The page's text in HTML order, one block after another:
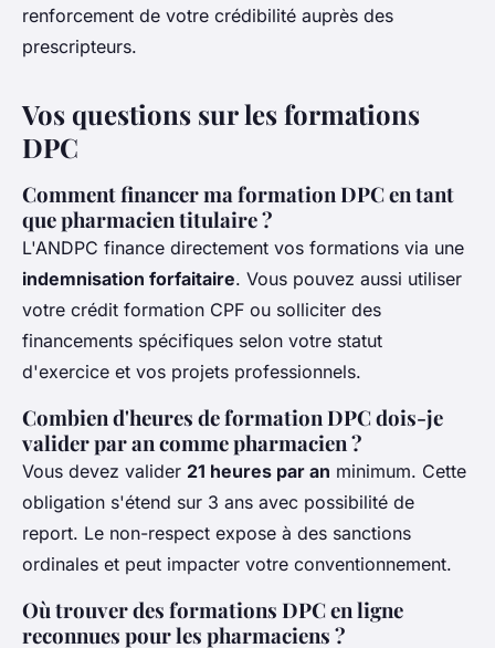
renforcement de votre crédibilité auprès des
prescripteurs.
Vos questions sur les formations
DPC
Comment financer ma formation DPC en tant
que pharmacien titulaire ?
L'ANDPC finance directement vos formations via une
indemnisation forfaitaire. Vous pouvez aussi utiliser
votre crédit formation CPF ou solliciter des
financements spécifiques selon votre statut
d'exercice et vos projets professionnels.
Combien d'heures de formation DPC dois-je
valider par an comme pharmacien ?
Vous devez valider 21 heures par an minimum. Cette
obligation s'étend sur 3 ans avec possibilité de
report. Le non-respect expose à des sanctions
ordinales et peut impacter votre conventionnement.
Où trouver des formations DPC en ligne
reconnues pour les pharmaciens ?